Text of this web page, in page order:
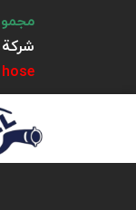
شركة